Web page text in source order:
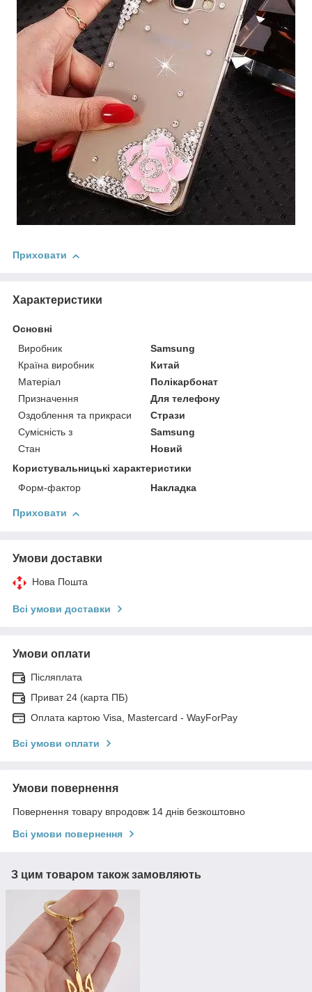
Приховати
Характеристики
Основні
Виробник
Samsung
Країна виробник
Китай
Матеріал
Полікарбонат
Призначення
Для телефону
Оздоблення та прикраси
Стрази
Сумісність з
Samsung
Стан
Новий
Користувальницькі характеристики
Форм-фактор
Накладка
Приховати
Умови доставки
Нова Пошта
Всі умови доставки
Умови оплати
Післяплата
Приват 24 (карта ПБ)
Оплата картою Visa, Mastercard - WayForPay
Всі умови оплати
Умови повернення
Повернення товару впродовж 14 днів безкоштовно
Всі умови повернення
З цим товаром також замовляють